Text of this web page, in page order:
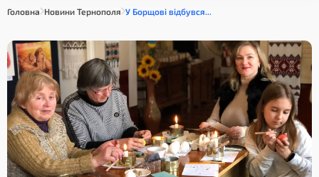
Головна Новини Тернополя У Борщові відбувся...